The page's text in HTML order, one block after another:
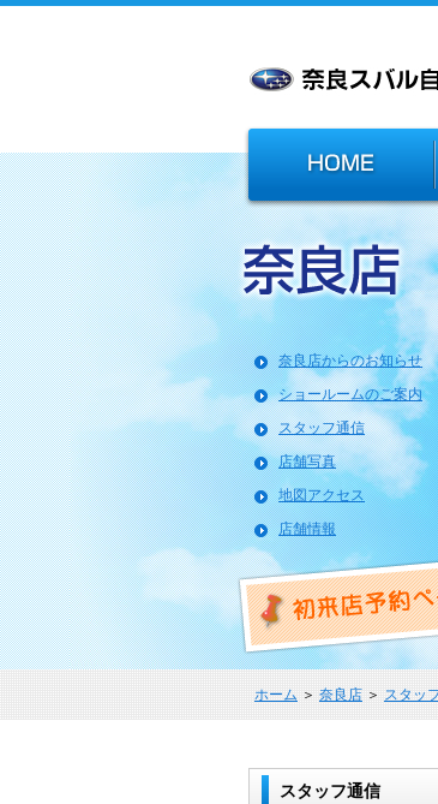
奈良店からのお知らせ
ショールームのご案内
スタッフ通信
店舗写真
地図アクセス
店舗情報
ホーム ＞ 奈良店 ＞ スタッ
スタッフ通信